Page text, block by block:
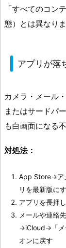
「すべてのコン
態）とは異なりま
アプリが落
カメラ・メール
またはサードパ
も白画面になる
対処法：
App Store→ア
リを最新版に
アプリを長押
メールや連絡
→iCloud→「メ
オンに戻す